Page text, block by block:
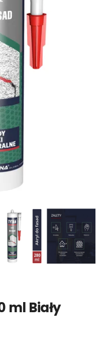
ml Biały